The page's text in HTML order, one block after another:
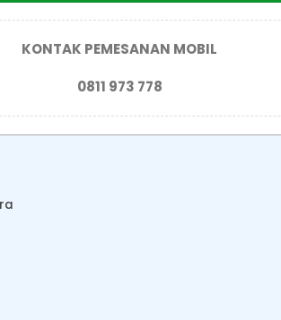
KONTAK PEMESANAN MOBIL
0811 973 778